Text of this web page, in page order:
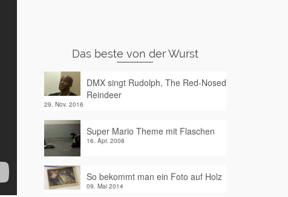
Das beste von der Wurst
DMX singt Rudolph, The Red-Nosed
Reindeer
29. Nov. 2016
Super Mario Theme mit Flaschen
16. Apr. 2008
So bekommt man ein Foto auf Holz
09. Mai 2014